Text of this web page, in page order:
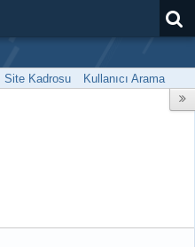
Site Kadrosu Kullanıcı Arama